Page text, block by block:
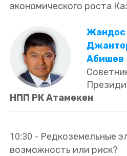
экономического роста
Жандос
Абишев
НПП РК Атамекен
10:30 - Редкоземельные
возможность или риск?